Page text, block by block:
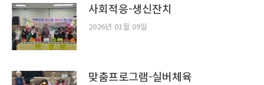
사회적응-생신잔치
2026년 01월 09일
맞춤프로그램-실버체육